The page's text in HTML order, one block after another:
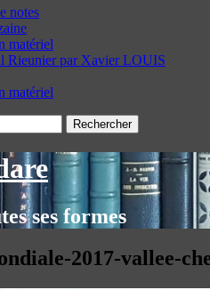
notes
matériel
Rieunier par Xavier LOUIS
matériel
ses formes
2017-vallee-